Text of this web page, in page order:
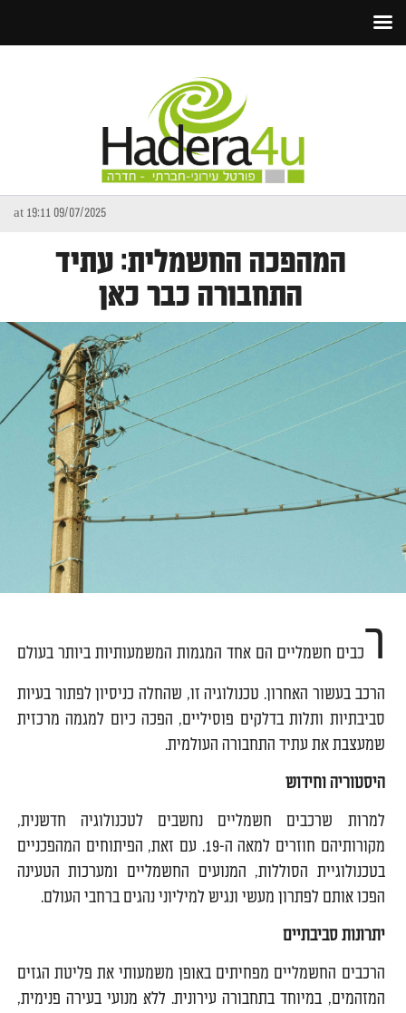
09/07/2025 at 19:11
המהפכה החשמלית: עתיד
התחבורה כבר כאן
רכבים חשמליים הם אחד המגמות המשמעותיות ביותר בעולם
הרכב בעשור האחרון. טכנולוגיה זו, שהחלה כניסיון לפתור בעיות
סביבתיות ותלות בדלקים פוסיליים, הפכה כיום למגמה מרכזית
שמעצבת את עתיד התחבורה העולמית.
היסטוריה וחידוש
למרות שרכבים חשמליים נחשבים לטכנולוגיה חדשנית,
מקורותיהם חוזרים למאה ה-19. עם זאת, הפיתוחים המהפכניים
בטכנולוגיית הסוללות, המנועים החשמליים ומערכות הטעינה
הפכו אותם לפתרון מעשי ונגיש למיליוני נהגים ברחבי העולם.
יתרונות סביבתיים
הרכבים החשמליים מפחיתים באופן משמעותי את פליטת הגזים
המזהמים, במיוחד בתחבורה עירונית. ללא מנועי בעירה פנימית,